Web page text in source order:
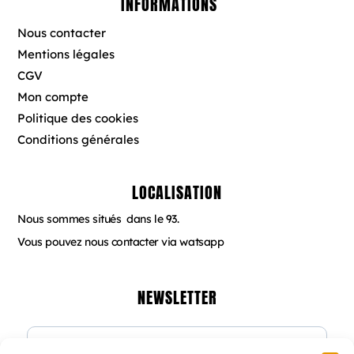
o
g
Nous contacter
Mentions légales
CGV
Mon compte
Politique des cookies
Conditions générales
LOCALISATION
Nous sommes situés dans le 93.
Vous pouvez nous contacter via watsapp
NEWSLETTER